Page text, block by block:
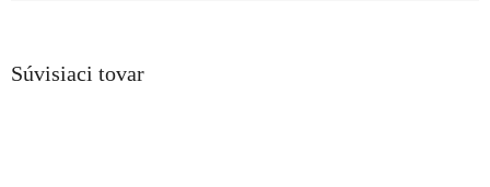
Súvisiaci tovar